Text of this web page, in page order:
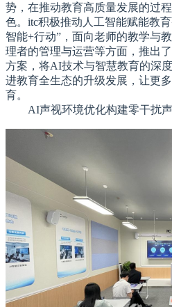
势，在推动教育高质量发展的过
色。itc积极推动人工智能赋能教
智能+行动”，面向老师的教学与
理者的管理与运营等方面，推出
方案，将AI技术与智慧教育的深
进教育全生态的升级发展，让更
育。
AI声视环境优化构建零干扰